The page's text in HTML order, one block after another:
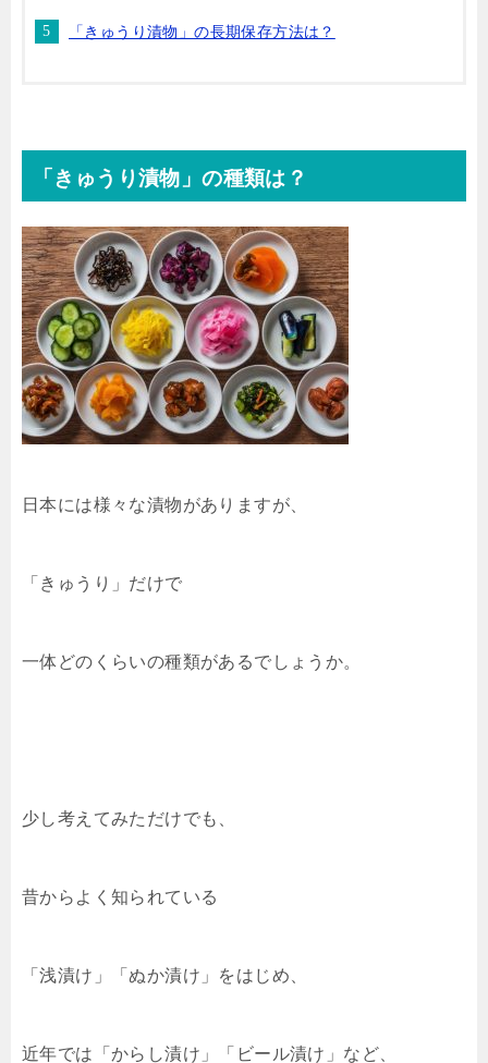
「きゅうり漬物」の長期保存方法は？
「きゅうり漬物」の種類は？
日本には様々な漬物がありますが、
「きゅうり」だけで
一体どのくらいの種類があるでしょうか。
少し考えてみただけでも、
昔からよく知られている
「浅漬け」「ぬか漬け」をはじめ、
近年では「からし漬け」「ビール漬け」など、